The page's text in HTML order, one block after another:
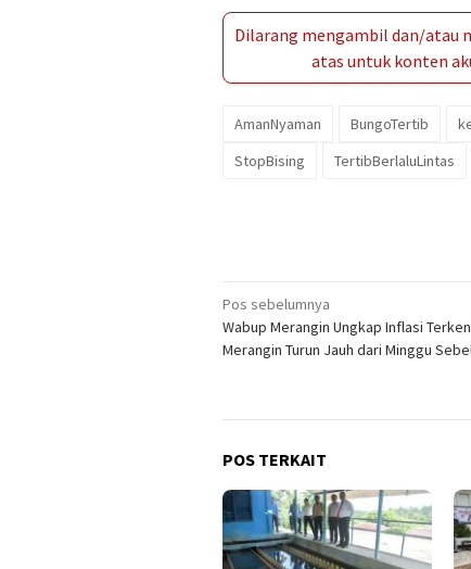
Dilarang mengambil dan/atau
atas untuk konten
AmanNyaman BungoTertib
StopBising
TertibBerlaluLintas
Navigasi
pos
Pos sebelumnya
Wabup Merangin Ungkap Inflasi
Merangin Turun Jauh dari Minggu
POS TERKAIT